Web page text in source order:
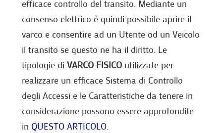
efficace controllo del transito. Mediante un
consenso elettrico è quindi possibile aprire il
varco e consentire ad un Utente od un Veicolo
il transito se questo ne ha il diritto. Le
tipologie di VARCO FISICO utilizzate per
realizzare un efficace Sistema di Controllo
degli Accessi e le Caratteristiche da tenere in
considerazione possono essere approfondite
in QUESTO ARTICOLO.